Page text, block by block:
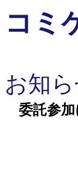
コミ
お知
委託参加